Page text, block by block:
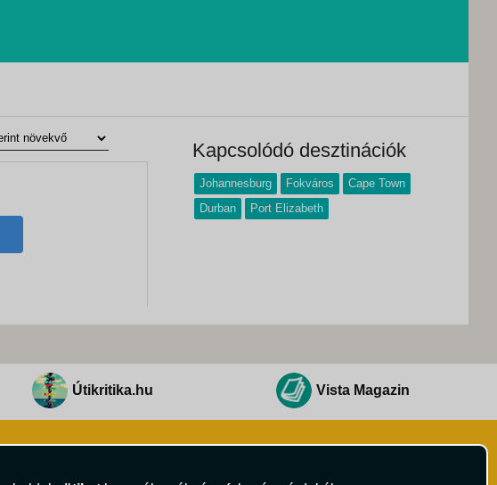
Kapcsolódó desztinációk
Johannesburg Fokváros
Cape Town
Durban
Port Elizabeth
Útikritika.hu Vista Magazin